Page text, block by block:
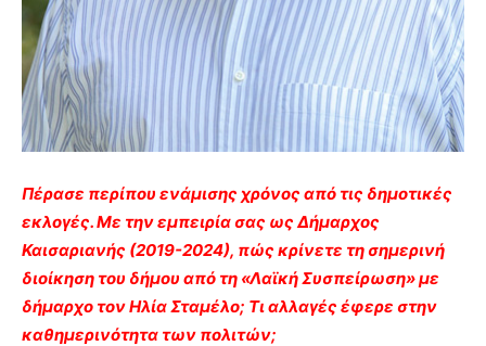
Πέρασε περίπου ενάμισης χρόνος από τις δημοτικές
εκλογές. Με την εμπειρία σας ως Δήμαρχος
Καισαριανής (2019-2024), πώς κρίνετε τη σημερινή
διοίκηση του δήμου από τη «Λαϊκή Συσπείρωση» με
δήμαρχο τον Ηλία Σταμέλο; Τι αλλαγές έφερε στην
καθημερινότητα των πολιτών;